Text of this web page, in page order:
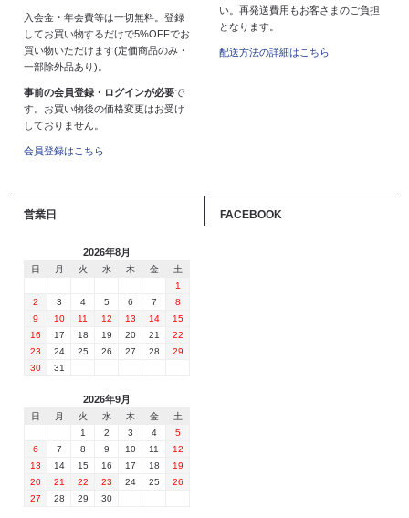
入会金・年会費等は一切無料。登録
してお買い物するだけで5%OFFでお
買い物いただけます(定価商品のみ・
一部除外品あり)。
事前の会員登録・ログインが必要で
す。お買い物後の価格変更はお受け
しておりません。
会員登録はこちら
い。再発送費用もお客さまのご負担
となります。
配送方法の詳細はこちら
営業日
2026年8月
日 月 火 水 木 金
土
1
2
3 4 5 6 7
8
9
10 11 12 13 14
15
16
17 18 19 20 21
22
23
24 25 26 27 28
29
30
31
2026年9月
日 月 火 水 木 金
土
1
2 3 4
5
6
7 8 9 10 11
12
13
14 15 16 17 18
19
20
21 22 23 24 25
26
27
28 29 30
FACEBOOK